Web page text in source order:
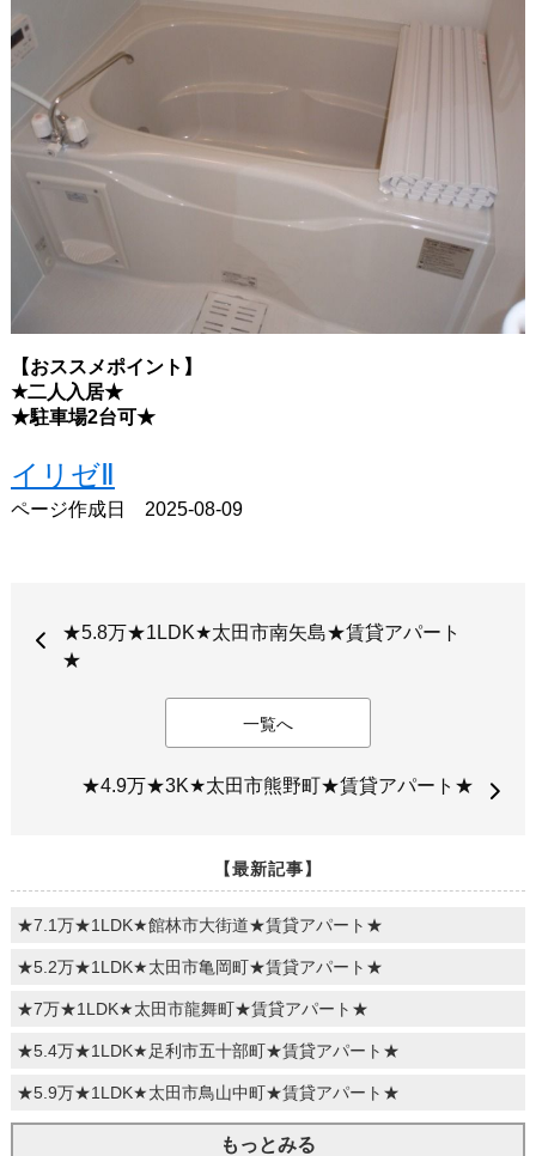
【おススメポイント】
★二人入居★
★駐車場2台可★
イリゼⅡ
ページ作成日 2025-08-09
★5.8万★1LDK★太田市南矢島★賃貸アパート
★
一覧へ
★4.9万★3K★太田市熊野町★賃貸アパート★
【最新記事】
★7.1万★1LDK★館林市大街道★賃貸アパート★
★5.2万★1LDK★太田市亀岡町★賃貸アパート★
★7万★1LDK★太田市龍舞町★賃貸アパート★
★5.4万★1LDK★足利市五十部町★賃貸アパート★
★5.9万★1LDK★太田市鳥山中町★賃貸アパート★
もっとみる